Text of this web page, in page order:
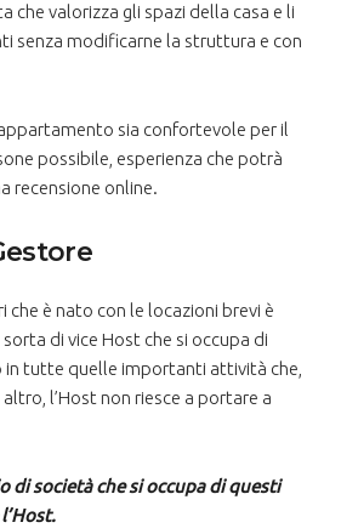
che valorizza gli spazi della casa e li
senza modificarne la struttura e con
sia confortevole per il
possibile, esperienza che potrà
recensione online.
che è nato con le locazioni brevi è
di vice Host che si occupa di
tutte quelle importanti attività che,
l’Host non riesce a portare a
di società che si occupa di questi